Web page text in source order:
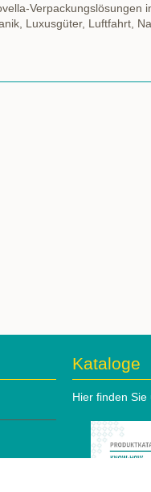
Verpackungslösungen
Luxusgüter, Luftfahrt,
Kataloge
Hier finden